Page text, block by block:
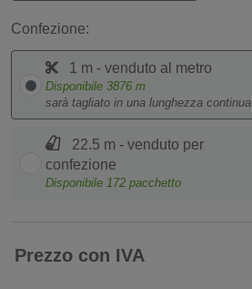
Confezione:
1 m - venduto al metro
Disponibile 3876 m
sarà tagliato in una lunghezza continua
22.5 m - venduto per
confezione
Disponibile 172 pacchetto
Prezzo con IVA